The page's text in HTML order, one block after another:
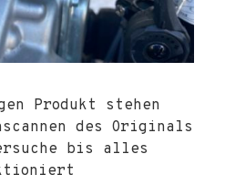
Produkt stehen
des Originals
bis alles